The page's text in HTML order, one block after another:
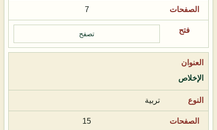
7
تصفح
الإخلاص
تربية
15